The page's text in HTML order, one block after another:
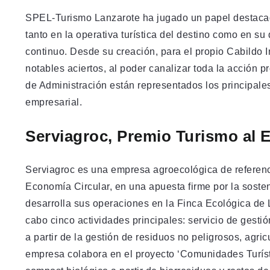
SPEL-Turismo Lanzarote ha jugado un papel
tanto en la operativa turística del destino como en
continuo. Desde su creación, para el propio Cabildo
notables aciertos, al poder canalizar toda la acción
de Administración están representados los
empresarial.
Serviagroc, Premio Turismo al
Serviagroc es una empresa agroecológica de
Economía Circular, en una apuesta firme por la
desarrolla sus operaciones en la Finca Ecológica
cabo cinco actividades principales: servicio de
a partir de la gestión de residuos no peligrosos,
empresa colabora en el proyecto ‘Comunidades